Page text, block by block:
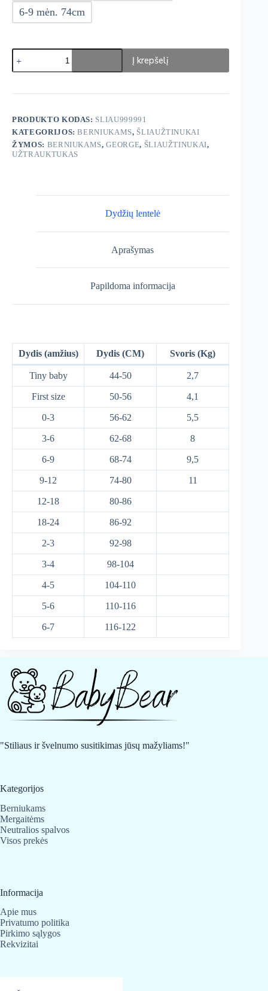
6-9 mėn. 74cm
produkto
kiekis:
George
3
Į krepšelį
PRODUKTO KODAS: SLIAU999991
KATEGORIJOS:BERNIUKAMS, ŠLIAUŽTINUKAI
ŽYMOS: BERNIUKAMS,GEORGE, ŠLIAUŽTINUKAI,
UŽTRAUKTUKAS
Dydžių lentelė
Aprašymas
Papildoma informacija
Dydis (amžius) Dydis (CM) Svoris (Kg)
Tiny baby 44-50 2,7
First size 50-56 4,1
0-3 56-62 5,5
3-6 62-68 8
6-9 68-74 9,5
9-12 74-80 11
12-18 80-86
18-24 86-92
2-3 92-98
3-4 98-104
4-5 104-110
5-6 110-116
6-7 116-122
"Stiliaus ir švelnumo susitikimas jūsų mažyliams!"
Kategorijos
Berniukams
Mergaitėms
Neutralios spalvos
Visos prekės
Informacija
Apie mus
Privatumo politika
Pirkimo sąlygos
Rekvizitai
Kontaktai